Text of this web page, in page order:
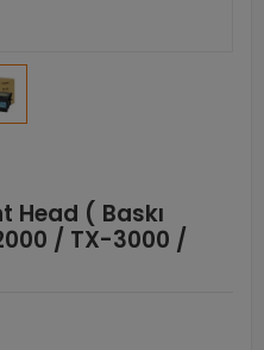
Head ( Baskı
/ TX-3000 /